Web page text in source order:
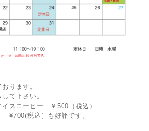
ります。
て下さい。
イスコーヒー ￥500（税込）
¥700(税込）も好評です。